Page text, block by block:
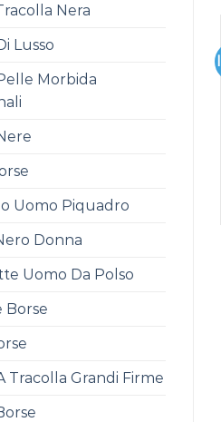
Nera
Lusso
Morbida
Uomo Piquadro
Donna
Uomo Da Polso
Borse
Tracolla Grandi Firme